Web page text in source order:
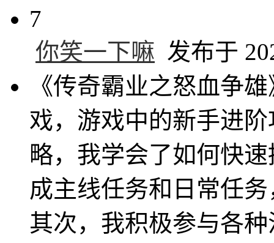
7
你笑一下嘛 发布于
《传奇霸业之怒血争
戏，游戏中的新手进
略，我学会了如何快
成主线任务和日常任
其次，我积极参与各